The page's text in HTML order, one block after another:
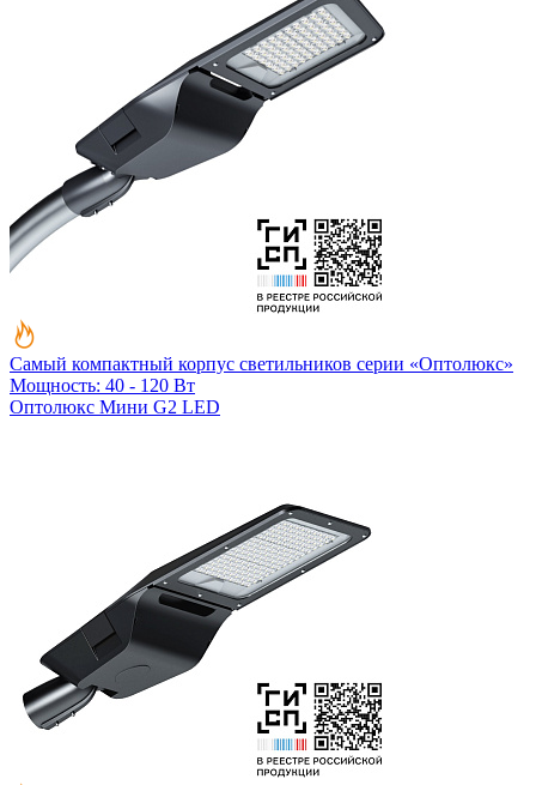
Самый компактный корпус светильников серии «Оптолюкс»
Мощность: 40 - 120 Вт
Оптолюкс Мини G2 LED